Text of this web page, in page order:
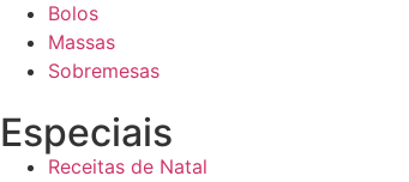
Bolos
Massas
Sobremesas
Especiais
Receitas de Natal